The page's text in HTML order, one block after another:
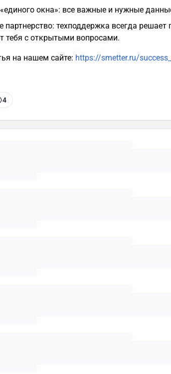
окна»: все важные и нужные
партнерство: техподдержка всегда
тебя с открытыми вопросами.
на нашем сайте: https://smetter.ru/
4